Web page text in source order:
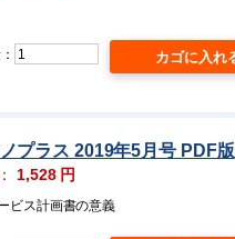
プラス 2019年5月号 PDF版
1,528円
ビス計画書の意義